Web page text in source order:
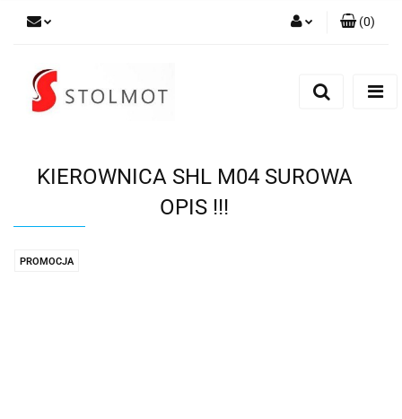
(0)
KIEROWNICA SHL M04 SUROWA
OPIS !!!
PROMOCJA